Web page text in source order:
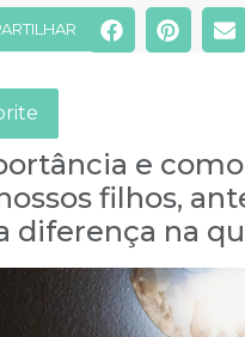
e
filhos,
diferença na